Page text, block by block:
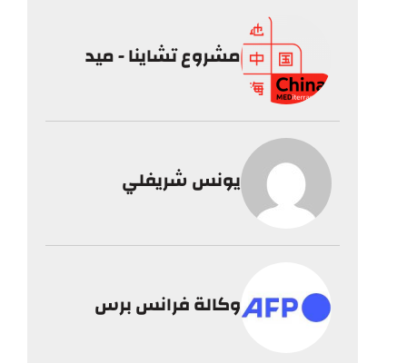
مشروع تشاينا - ميد
يونس شريفلي
وكالة فرانس برس